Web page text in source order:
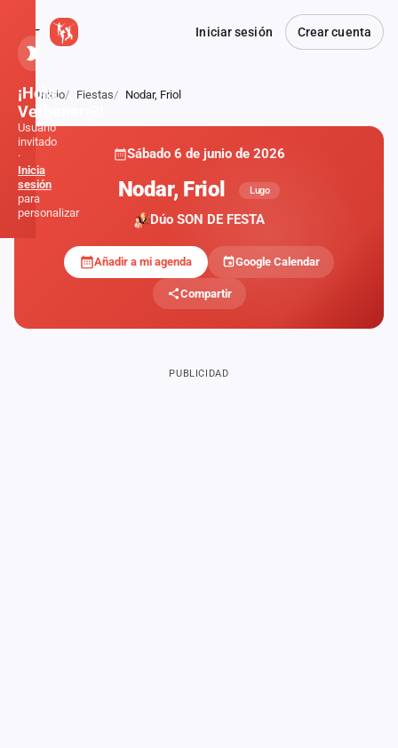
Iniciar sesión Crear cuenta
Atrás
Inicio Fiestas Nodar, Friol
Sábado 6 de junio de 2026
Nodar, Friol Lugo
Dúo SON DE FESTA
Añadir a mi agenda Google Calendar
Compartir
PUBLICIDAD
¡Hola,
Verbener@!
Usuario
invitado
·
Inicia
sesión
para
personalizar